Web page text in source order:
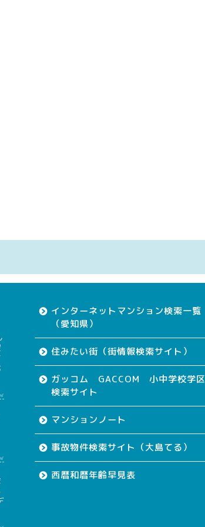
インターネットマンション検索一覧
（愛知県）
住みたい街（街情報検索サイト）
ガッコム GACCOM 小中学校学区
検索サイト
マンションノート
事故物件検索サイト（大島てる）
西暦和暦年齢早見表